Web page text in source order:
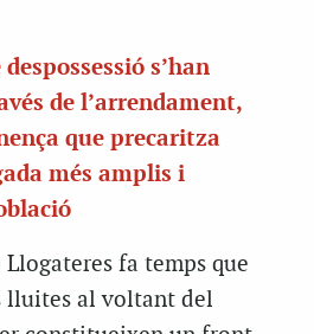
s’han
de l’arrendament,
que precaritza
més amplis i
fa temps que
lluites al voltant del